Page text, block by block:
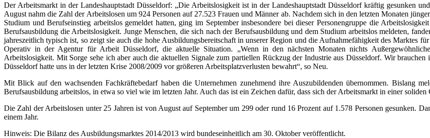
Der Arbeitsmarkt in der Landeshauptstadt Düsseldorf: „Die Arbeitslosigkeit ist in der Landeshauptstadt Düsseldorf kräftig gesunken
August nahm die Zahl der Arbeitslosen um 924 Personen auf 27.523 Frauen und Männer ab. Nachdem sich in den letzten Monaten
Studium und Berufseinstieg arbeitslos gemeldet hatten, ging im September insbesondere bei dieser Personengruppe die
Berufsausbildung die Arbeitslosigkeit. Junge Menschen, die sich nach der Berufsausbildung und dem Studium arbeitslos meldeten,
jahreszeitlich typisch ist, so zeigt sie auch die hohe Ausbildungsbereitschaft in unserer Region und die Aufnahmefähigkeit des Marktes
Operativ in der Agentur für Arbeit Düsseldorf, die aktuelle Situation. „Wenn in den nächsten Monaten nichts
Arbeitslosigkeit. Mit Sorge sehe ich aber auch die aktuellen Signale zum partiellen Rückzug der Industrie aus Düsseldorf. Wir
Düsseldorf hatte uns in der letzten Krise 2008/2009 vor größeren Arbeitsplatzverlusten bewahrt“, so Neu.
Mit Blick auf den wachsenden Fachkräftebedarf haben die Unternehmen zunehmend ihre Auszubildenden übernommen. Bislang
Berufsausbildung arbeitslos, in etwa so viel wie im letzten Jahr. Auch das ist ein Zeichen dafür, dass sich der Arbeitsmarkt in einer soliden
Die Zahl der Arbeitslosen unter 25 Jahren ist von August auf September um 299 oder rund 16 Prozent auf 1.578 Personen gesunken.
einem Jahr.
Hinweis: Die Bilanz des Ausbildungsmarktes 2014/2013 wird bundeseinheitlich am 30. Oktober veröffentlicht.